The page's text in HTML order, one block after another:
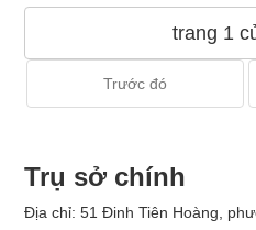
trang 1
Trước đó
Trụ sở chính
Địa chỉ: 51 Đinh Tiên Hoàng,